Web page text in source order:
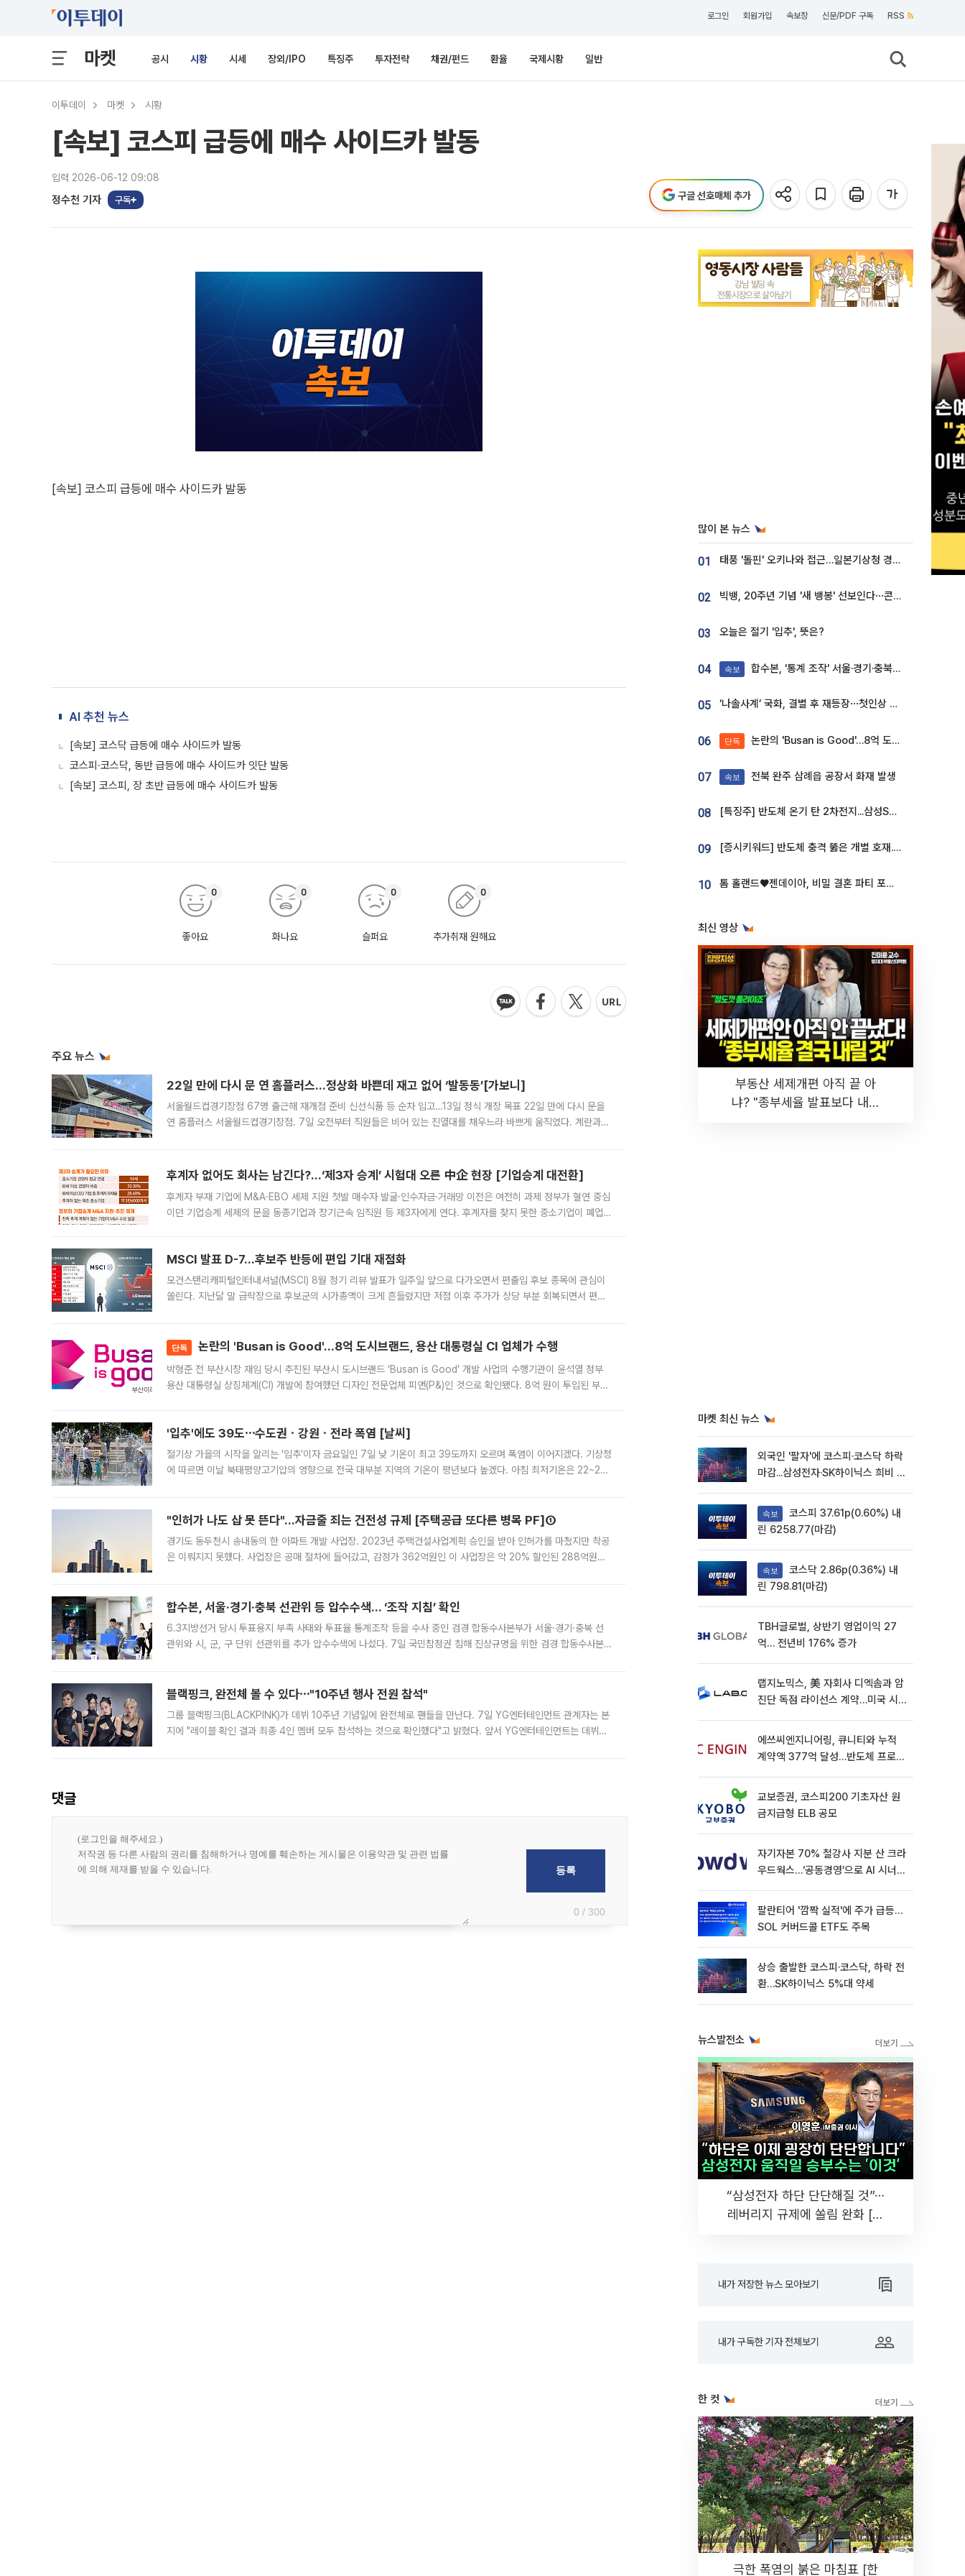
로그인 회원가입 속보창 신문/PDF 구독 RSS
마켓 공시 시황 시세 장외/IPO 특징주 투자전략 채권/펀드 환율 국제시황 일반
이투데이 마켓 시황
[속보] 코스피 급등에 매수 사이드카 발동
입력 2026-06-12 09:08
정수천 기자 구독 구글 선호매체 추가
[속보] 코스피 급등에 매수 사이드카 발동
AI 추천 뉴스
[속보] 코스닥 급등에 매수 사이드카 발동
코스피·코스닥, 동반 급등에 매수 사이드카 잇단 발동
[속보] 코스피, 장 초반 급등에 매수 사이드카 발동
좋아요
0
화나요
0
슬퍼요
0
추가취재 원해요
0
주요 뉴스
22일 만에 다시 문 연 홈플러스…정상화 바쁜데 재고 없어 ‘발동동’[가보니]
서울월드컵경기장점 67명 출근해 재개점 준비 신선식품 등 순차 입고…13일 정식 개장 목표 22일 만에 다시 문을
연 홈플러스 서울월드컵경기장점. 7일 오전부터 직원들은 비어 있는 진열대를 채우느라 바쁘게 움직였다. 계란과
후계자 없어도 회사는 남긴다?…‘제3자 승계’ 시험대 오른 中企 현장 [기업승계 대전환]
후계자 부재 기업에 M&A·EBO 세제 지원 첫발 매수자 발굴·인수자금·거래망 이전은 여전히 과제 정부가 혈연 중심
이던 기업승계 세제의 문을 동종기업과 장기근속 임직원 등 제3자에게 연다. 후계자를 찾지 못한 중소기업이 폐업
MSCI 발표 D-7…후보주 반등에 편입 기대 재점화
모건스탠리캐피털인터내셔널(MSCI) 8월 정기 리뷰 발표가 일주일 앞으로 다가오면서 편출입 후보 종목에 관심이
쏠린다. 지난달 말 급락장으로 후보군의 시가총액이 크게 흔들렸지만 저점 이후 주가가 상당 부분 회복되면서 편입
단독 논란의 'Busan is Good'…8억 도시브랜드, 용산 대통령실 CI 업체가 수행
박형준 전 부산시장 재임 당시 추진된 부산시 도시브랜드 ‘Busan is Good’ 개발 사업의 수행기관이 윤석열 정부
용산 대통령실 상징체계(CI) 개발에 참여했던 디자인 전문업체 피앤(P&)인 것으로 확인됐다. 8억 원이 투입된 부산
'입추'에도 39도⋯수도권ㆍ강원ㆍ전라 폭염 [날씨]
절기상 가을의 시작을 알리는 ‘입추’이자 금요일인 7일 낮 기온이 최고 39도까지 오르며 폭염이 이어지겠다. 기상청
에 따르면 이날 북태평양고기압의 영향으로 전국 대부분 지역의 기온이 평년보다 높겠다. 아침 최저기온은 22~27
"인허가 나도 삽 못 뜬다"…자금줄 죄는 건전성 규제 [주택공급 또다른 병목 PF]①
경기도 동두천시 송내동의 한 아파트 개발 사업장. 2023년 주택건설사업계획 승인을 받아 인허가를 마쳤지만 착공
은 이뤄지지 못했다. 사업장은 공매 절차에 들어갔고, 감정가 362억원인 이 사업장은 약 20% 할인된 288억원에
합수본, 서울·경기·충북 선관위 등 압수수색… ‘조작 지침’ 확인
6.3지방선거 당시 투표용지 부족 사태와 투표율 통계조작 등을 수사 중인 검경 합동수사본부가 서울·경기·충북 선
관위와 시, 군, 구 단위 선관위를 추가 압수수색에 나섰다. 7일 국민참정권 침해 진상규명을 위한 검경 합동수사본
블랙핑크, 완전체 볼 수 있다⋯"10주년 행사 전원 참석"
그룹 블랙핑크(BLACKPINK)가 데뷔 10주년 기념일에 완전체로 팬들을 만난다. 7일 YG엔터테인먼트 관계자는 본
지에 "레이블 확인 결과 최종 4인 멤버 모두 참석하는 것으로 확인했다"고 밝혔다. 앞서 YG엔터테인먼트는 데뷔
댓글
0 / 300
많이 본 뉴스
01 태풍 '돌핀' 오키나와 접근…일본기상청 경로 업데이트
02 빅뱅, 20주년 기념 '새 뱅봉' 선보인다⋯콘서트 앞두고 팝업 개최
03 오늘은 절기 '입추', 뜻은?
04 속보 합수본, '통계 조작' 서울·경기·충북 선관위 등 추가 압수수색
05 ‘나솔사계’ 국화, 결별 후 재등장⋯첫인상 투표 휩쓸고 ‘인기녀’ 등극
06 단독 논란의 'Busan is Good'…8억 도시브랜드, 용산 대통령실 CI 업체가 수행
07 속보 전북 완주 삼례읍 공장서 화재 발생
08 [특징주] 반도체 온기 탄 2차전지...삼성SDI, 장 초반 7% 넘게 껑충
09 [증시키워드] 반도체 충격 뚫은 개별 호재...포스코퓨처엠·에코프로·한화솔루션 '눈길'
10 톰 홀랜드♥젠데이아, 비밀 결혼 파티 포착⋯호텔 대관비만 9억
최신 영상
부동산 세제개편 아직 끝 아
냐? "종부세율 발표보다 내릴
마켓 최신 뉴스
외국인 '팔자'에 코스피·코스닥 하락
마감...삼성전자·SK하이닉스 희비 갈
속보
린 6258.77(마감)
속보
린 798.81(마감)
TBH글로벌, 상반기 영업이익 27
억… 전년비 176% 증가
랩지노믹스, 美 자회사 디엑솜과 암
진단 독점 라이선스 계약…미국 시
에쓰씨엔지니어링, 큐니티와 누적
계약액 377억 달성…반도체 프로젝
교보증권, 코스피200 기초자산 원
금지급형 ELB 공모
자기자본 70% 철강사 지분 산 크라
우드웍스…‘공동경영’으로 AI 시너지
팔란티어 '깜짝 실적'에 주가 급등…
SOL 커버드콜 ETF도 주목
상승 출발한 코스피·코스닥, 하락 전
환…SK하이닉스 5%대 약세
뉴스발전소
“삼성전자 하단 단단해질 것”⋯
레버리지 규제에 쏠림 완화 [찐
내가 저장한 뉴스 모아보기
내가 구독한 기자 전체보기
한 컷
극한 폭염의 붉은 마침표 [한